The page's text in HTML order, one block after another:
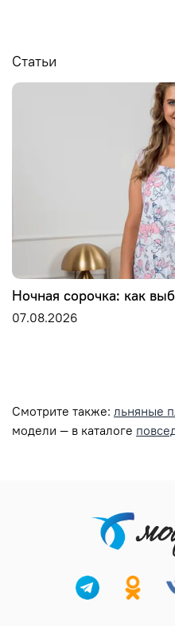
Статьи
Ночная сорочка: как
07.08.2026
Смотрите также: льняные
модели — в каталоге